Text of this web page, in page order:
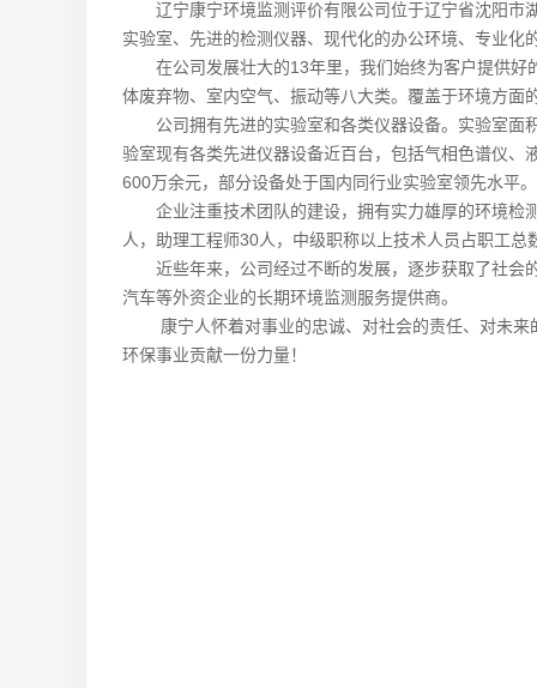
辽宁康宁环境监测评价有限公司位于辽宁省沈阳市
实验室、先进的检测仪器、现代化的办公环境、专业化
在公司发展壮大的13年里，我们始终为客户提供好
体废弃物、室内空气、振动等八大类。覆盖于环境方面
公司拥有先进的实验室和各类仪器设备。实验室面
验室现有各类先进仪器设备近百台，包括气相色谱仪
600万余元，部分设备处于国内同行业实验室领先水平。
企业注重技术团队的建设，拥有实力雄厚的环境检
人，助理工程师30人，中级职称以上技术人员占职工总
近些年来，公司经过不断的发展，逐步获取了社会
汽车等外资企业的长期环境监测服务提供商。
康宁人怀着对事业的忠诚、对社会的责任、对未来
环保事业贡献一份力量！